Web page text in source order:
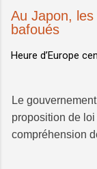
Au Japon,
bafoués
Heure d’Europe
Le
proposition de
compréhension